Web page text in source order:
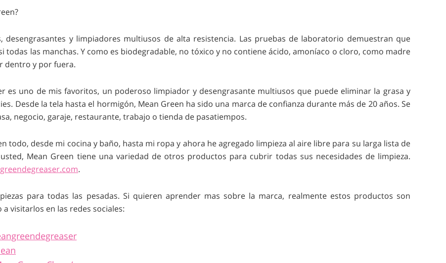
y limpiadores multiusos de alta resistencia. Las pruebas de laboratorio demuestran que
todas las manchas. Y como es biodegradable, no tóxico y no contiene ácido, amoníaco o cloro, como madre
dentro y por fuera.
es uno de mis favoritos, un poderoso limpiador y desengrasante multiusos que puede eliminar la grasa y
Desde la tela hasta el hormigón, Mean Green ha sido una marca de confianza durante más de 20 años. Se
negocio, garaje, restaurante, trabajo o tienda de pasatiempos.
todo, desde mi cocina y baño, hasta mi ropa y ahora he agregado limpieza al aire libre para su larga lista de
Mean Green tiene una variedad de otros productos para cubrir todas sus necesidades de limpieza.
.
para todas las pesadas. Si quieren aprender mas sobre la marca, realmente estos productos son
visitarlos en las redes sociales: